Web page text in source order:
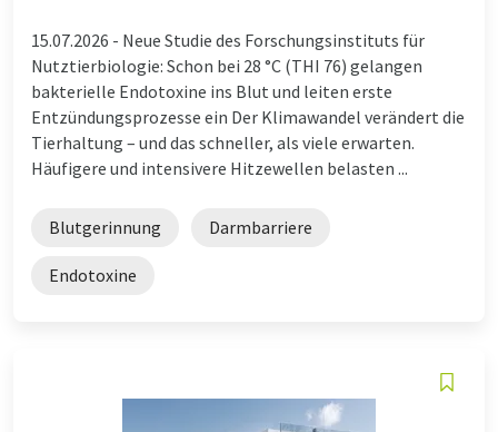
15.07.2026 - Neue Studie des Forschungsinstituts für
Nutztierbiologie: Schon bei 28 °C (THI 76) gelangen
bakterielle Endotoxine ins Blut und leiten erste
Entzündungsprozesse ein Der Klimawandel verändert die
Tierhaltung – und das schneller, als viele erwarten.
Häufigere und intensivere Hitzewellen belasten ...
Blutgerinnung Darmbarriere
Endotoxine